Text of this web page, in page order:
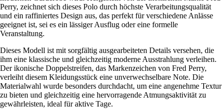
Perry, zeichnet sich dieses Polo durch höchste Verarbeitungsqualität
und ein raffiniertes Design aus, das perfekt für verschiedene Anlässe
geeignet ist, sei es ein lässiger Ausflug oder eine formelle
Veranstaltung.
Dieses Modell ist mit sorgfältig ausgearbeiteten Details versehen, die
ihm eine klassische und gleichzeitig moderne Ausstrahlung verleihen.
Der ikonische Doppelstreifen, das Markenzeichen von Fred Perry,
verleiht diesem Kleidungsstück eine unverwechselbare Note. Die
Materialwahl wurde besonders durchdacht, um eine angenehme Textur
zu bieten und gleichzeitig eine hervorragende Atmungsaktivität zu
gewährleisten, ideal für aktive Tage.